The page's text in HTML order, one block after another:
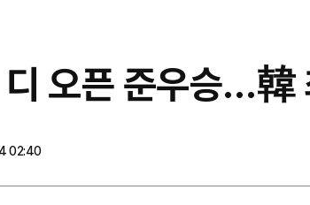
오픈 준우승…韓
02:40